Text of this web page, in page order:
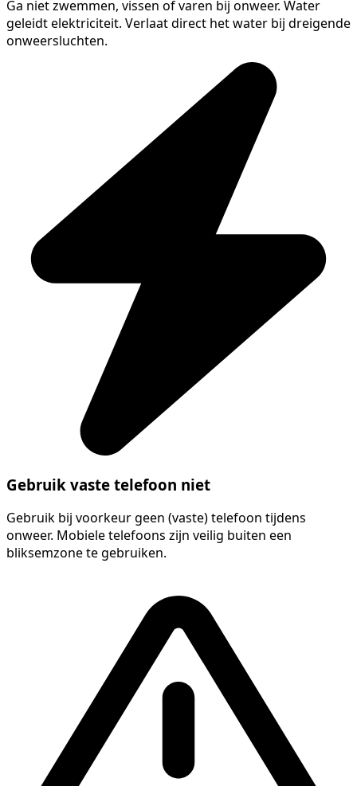
Ga niet zwemmen, vissen of varen bij onweer. Water
geleidt elektriciteit. Verlaat direct het water bij dreigende
onweersluchten.
Gebruik vaste telefoon niet
Gebruik bij voorkeur geen (vaste) telefoon tijdens
onweer. Mobiele telefoons zijn veilig buiten een
bliksemzone te gebruiken.